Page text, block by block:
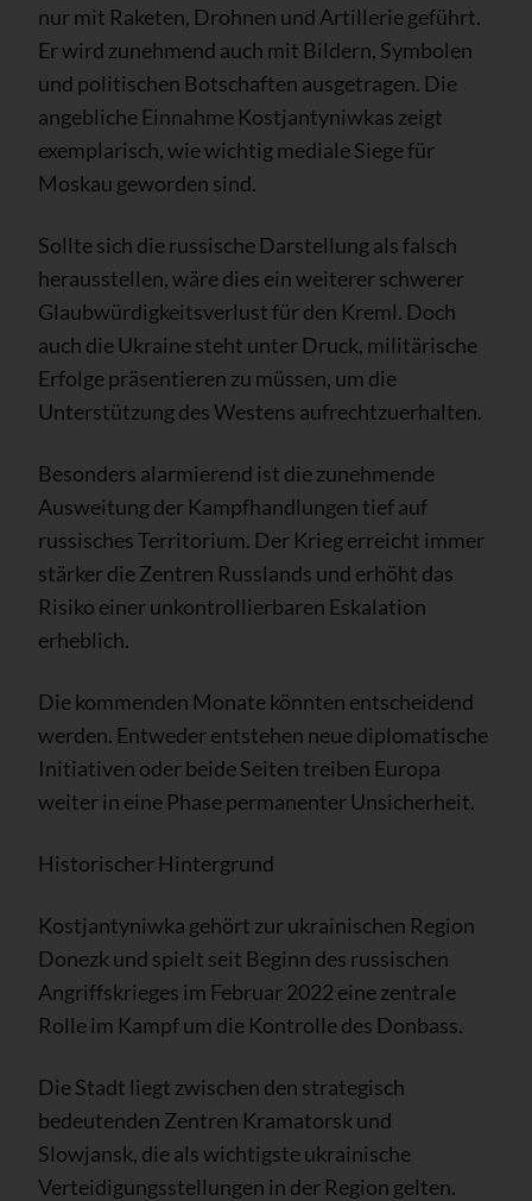
nur mit Raketen, Drohnen und Artillerie geführt.
Er wird zunehmend auch mit Bildern, Symbolen
und politischen Botschaften ausgetragen. Die
angebliche Einnahme Kostjantyniwkas zeigt
exemplarisch, wie wichtig mediale Siege für
Moskau geworden sind.
Sollte sich die russische Darstellung als falsch
herausstellen, wäre dies ein weiterer schwerer
Glaubwürdigkeitsverlust für den Kreml. Doch
auch die Ukraine steht unter Druck, militärische
Erfolge präsentieren zu müssen, um die
Unterstützung des Westens aufrechtzuerhalten.
Besonders alarmierend ist die zunehmende
Ausweitung der Kampfhandlungen tief auf
russisches Territorium. Der Krieg erreicht immer
stärker die Zentren Russlands und erhöht das
Risiko einer unkontrollierbaren Eskalation
erheblich.
Die kommenden Monate könnten entscheidend
werden. Entweder entstehen neue diplomatische
Initiativen oder beide Seiten treiben Europa
weiter in eine Phase permanenter Unsicherheit.
Historischer Hintergrund
Kostjantyniwka gehört zur ukrainischen Region
Donezk und spielt seit Beginn des russischen
Angriffskrieges im Februar 2022 eine zentrale
Rolle im Kampf um die Kontrolle des Donbass.
Die Stadt liegt zwischen den strategisch
bedeutenden Zentren Kramatorsk und
Slowjansk, die als wichtigste ukrainische
Verteidigungsstellungen in der Region gelten.